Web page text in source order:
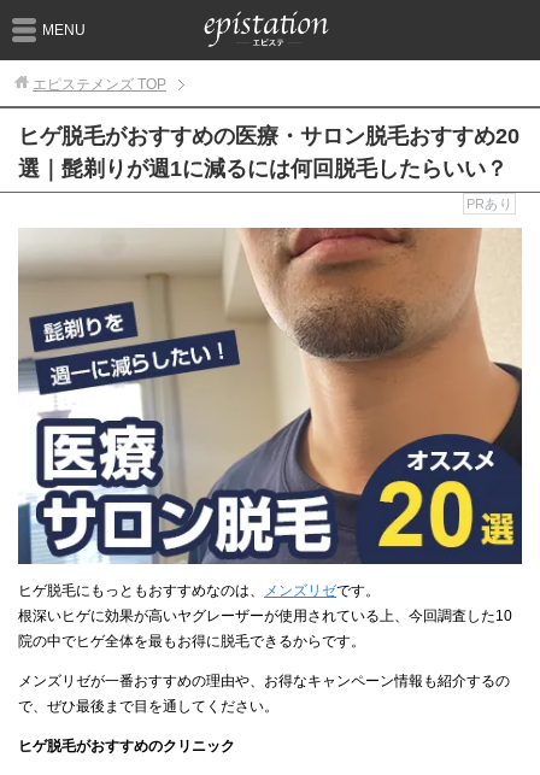
MENU
エピステメンズ TOP
ヒゲ脱毛がおすすめの医療・サロン脱毛おすすめ20
選｜髭剃りが週1に減るには何回脱毛したらいい？
PRあり
ヒゲ脱毛にもっともおすすめなのは、 メンズリゼです。
根深いヒゲに効果が高いヤグレーザーが使用されている上、今回調査した10
院の中でヒゲ全体を最もお得に脱毛できるからです。
メンズリゼが一番おすすめの理由や、お得なキャンペーン情報も紹介するの
で、ぜひ最後まで目を通してください。
ヒゲ脱毛がおすすめのクリニック